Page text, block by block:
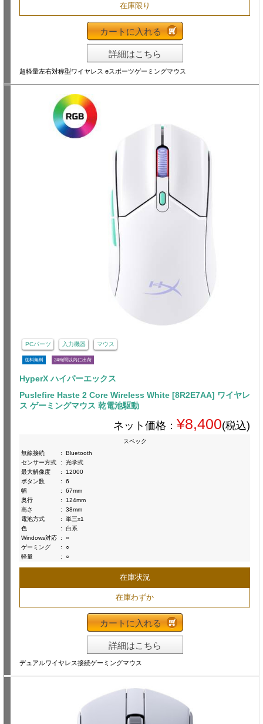
在庫限り
カートに入れる
詳細はこちら
超軽量左右対称型ワイヤレス eスポーツゲーミングマウス
PCパーツ 入力機器 マウス
送料無料 24時間以内に出荷
HyperX ハイパーエックス
Puslefire Haste 2 Core Wireless White [8R2E7AA] ワイヤレ
ス ゲーミングマウス 乾電池駆動
ネット価格： ¥8,400(税込)
スペック
無線接続
:
Bluetooth
センサー方式
:
光学式
最大解像度
:
12000
ボタン数
:
6
幅
:
67mm
奥行
:
124mm
高さ
:
38mm
電池方式
:
単三x1
色
:
白系
Windows対応 :
○
ゲーミング
:
○
軽量
: ○
在庫状況
在庫わずか
カートに入れる
詳細はこちら
デュアルワイヤレス接続ゲーミングマウス